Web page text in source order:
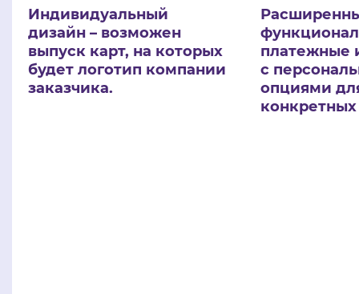
Индивидуальный
дизайн – возможен
выпуск карт, на которых
будет логотип компании
заказчика.
платежные
с
опциями
конкретных